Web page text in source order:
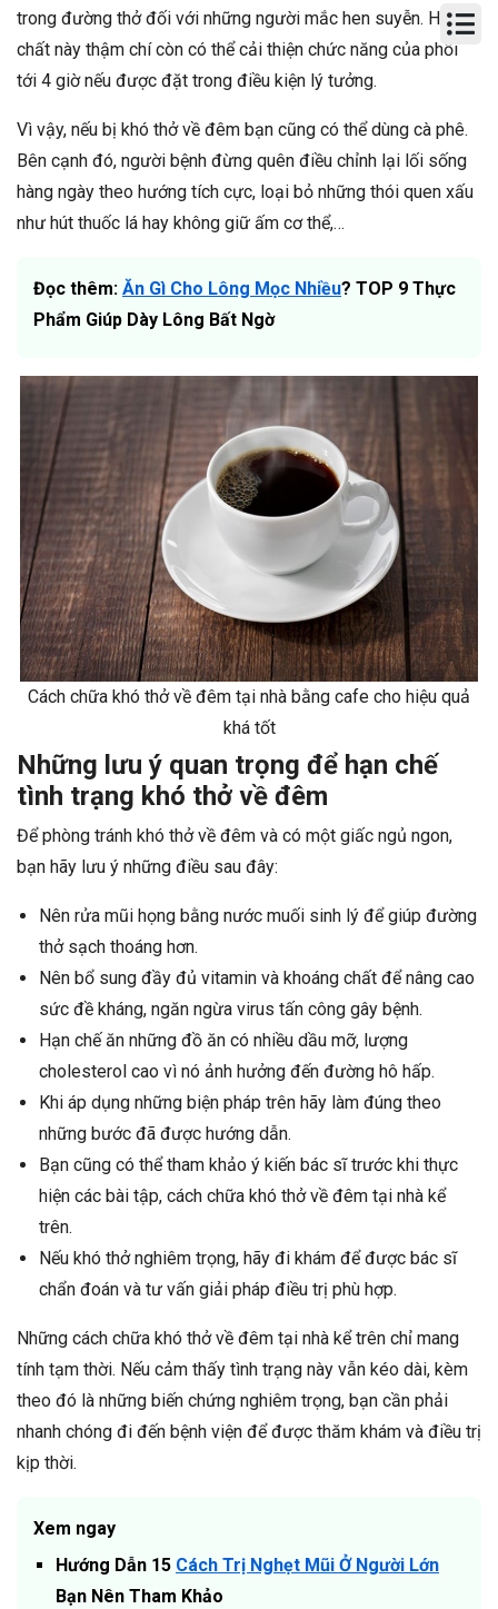
trong đường thở đối với những người mắc hen suyễn. Hoạt
chất này thậm chí còn có thể cải thiện chức năng của phổi
tới 4 giờ nếu được đặt trong điều kiện lý tưởng.
Vì vậy, nếu bị khó thở về đêm bạn cũng có thể dùng cà phê.
Bên cạnh đó, người bệnh đừng quên điều chỉnh lại lối sống
hàng ngày theo hướng tích cực, loại bỏ những thói quen xấu
như hút thuốc lá hay không giữ ấm cơ thể,…
Đọc thêm: Ăn Gì Cho Lông Mọc Nhiều? TOP 9 Thực
Phẩm Giúp Dày Lông Bất Ngờ
Cách chữa khó thở về đêm tại nhà bằng cafe cho hiệu quả
khá tốt
Những lưu ý quan trọng để hạn chế
tình trạng khó thở về đêm
Để phòng tránh khó thở về đêm và có một giấc ngủ ngon,
bạn hãy lưu ý những điều sau đây:
Nên rửa mũi họng bằng nước muối sinh lý để giúp đường
thở sạch thoáng hơn.
Nên bổ sung đầy đủ vitamin và khoáng chất để nâng cao
sức đề kháng, ngăn ngừa virus tấn công gây bệnh.
Hạn chế ăn những đồ ăn có nhiều dầu mỡ, lượng
cholesterol cao vì nó ảnh hưởng đến đường hô hấp.
Khi áp dụng những biện pháp trên hãy làm đúng theo
những bước đã được hướng dẫn.
Bạn cũng có thể tham khảo ý kiến bác sĩ trước khi thực
hiện các bài tập, cách chữa khó thở về đêm tại nhà kể
trên.
Nếu khó thở nghiêm trọng, hãy đi khám để được bác sĩ
chẩn đoán và tư vấn giải pháp điều trị phù hợp.
Những cách chữa khó thở về đêm tại nhà kể trên chỉ mang
tính tạm thời. Nếu cảm thấy tình trạng này vẫn kéo dài, kèm
theo đó là những biến chứng nghiêm trọng, bạn cần phải
nhanh chóng đi đến bệnh viện để được thăm khám và điều trị
kịp thời.
Xem ngay
Hướng Dẫn 15 Cách Trị Nghẹt Mũi Ở Người Lớn
Bạn Nên Tham Khảo